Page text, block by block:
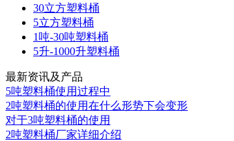
30立方塑料桶
5立方塑料桶
1吨-30吨塑料桶
5升-1000升塑料桶
最新资讯及产品
5吨塑料桶使用过程中
2吨塑料桶的使用在什么形势下会变形
对于3吨塑料桶的使用
2吨塑料桶厂家详细介绍